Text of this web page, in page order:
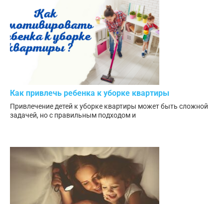
Как привлечь ребенка к уборке квартиры
Привлечение детей к уборке квартиры может быть сложной
задачей, но с правильным подходом и